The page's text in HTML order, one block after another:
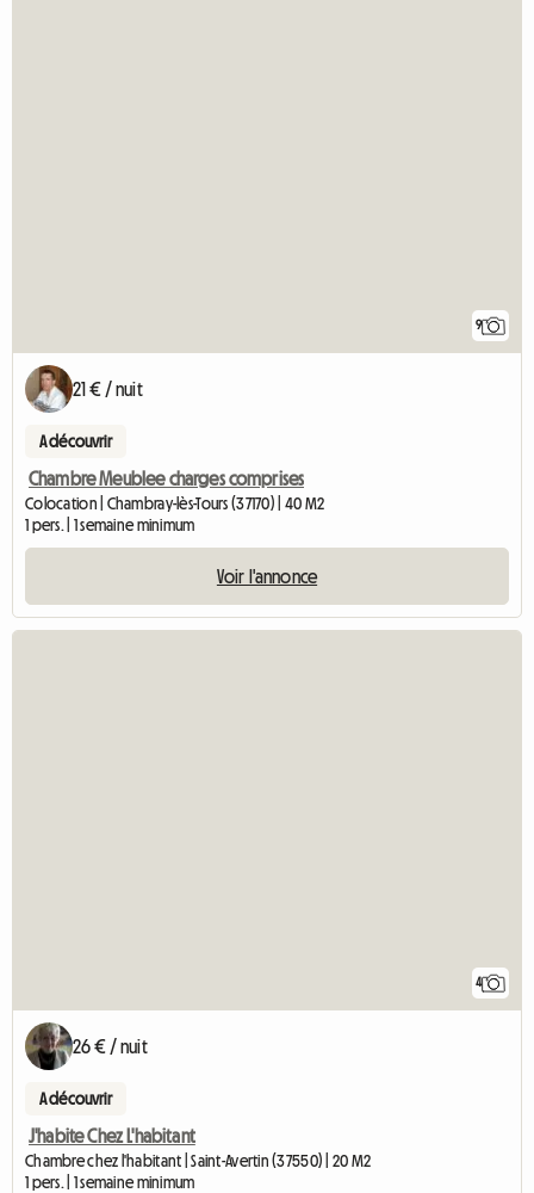
9
21 € / nuit
A découvrir
Chambre Meublee charges comprises
Colocation | Chambray-lès-Tours (37170) | 40 M2
1 pers. | 1 semaine minimum
Voir l'annonce
4
26 € / nuit
A découvrir
J'habite Chez L'habitant
Chambre chez l'habitant | Saint-Avertin (37550) | 20 M2
1 pers. | 1 semaine minimum